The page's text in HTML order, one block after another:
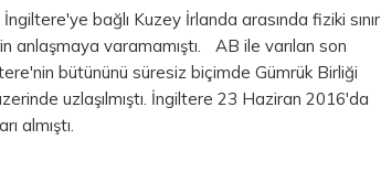
bağlı Kuzey İrlanda arasında fiziki sınır
anlaşmaya varamamıştı. AB ile varılan son
bütününü süresiz biçimde Gümrük Birliği
uzlaşılmıştı. İngiltere 23 Haziran 2016'da
almıştı.